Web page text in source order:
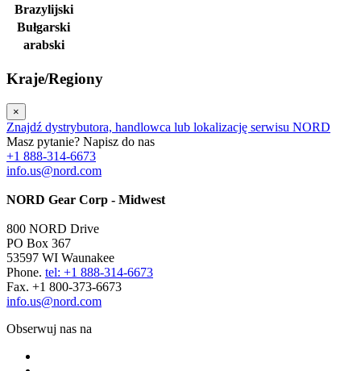
Brazylijski
Bułgarski
arabski
Kraje/Regiony
×
Znajdź dystrybutora, handlowca lub lokalizację serwisu NORD
Masz pytanie? Napisz do nas
+1 888-314-6673
info.us@nord.com
NORD Gear Corp - Midwest
800 NORD Drive
PO Box 367
53597 WI Waunakee
Phone. tel: +1 888-314-6673
Fax. +1 800-373-6673
info.us@nord.com
Obserwuj nas na